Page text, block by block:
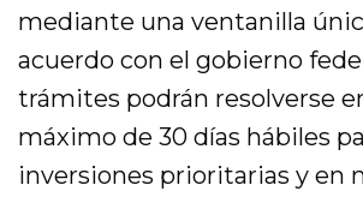
mediante una ventanilla
acuerdo con el gobierno
trámites podrán resolverse
máximo de 30 días hábiles
inversiones prioritarias y en